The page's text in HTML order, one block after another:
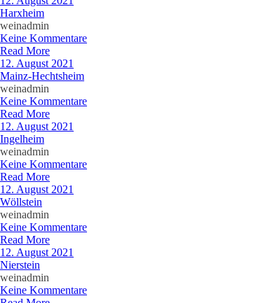
Harxheim
weinadmin
Keine Kommentare
Read More
12. August 2021
Mainz-Hechtsheim
weinadmin
Keine Kommentare
Read More
12. August 2021
Ingelheim
weinadmin
Keine Kommentare
Read More
12. August 2021
Wöllstein
weinadmin
Keine Kommentare
Read More
12. August 2021
Nierstein
weinadmin
Keine Kommentare